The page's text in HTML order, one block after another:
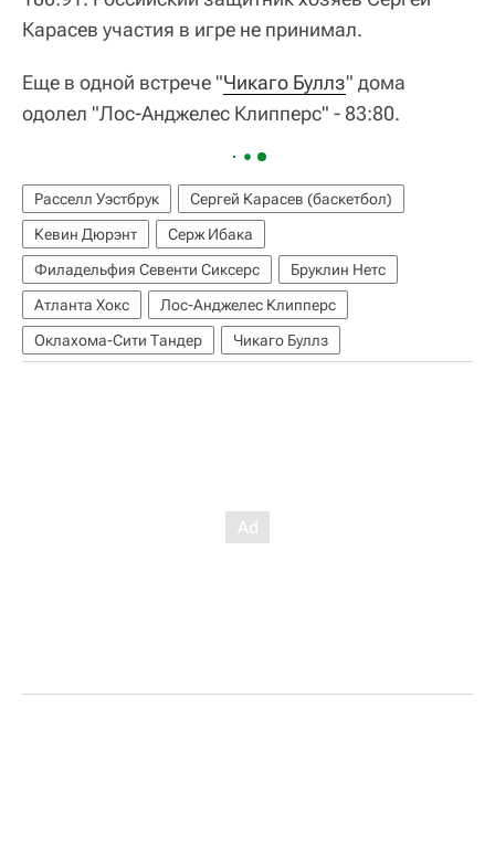
Карасев участия в игре не принимал.
Еще в одной встрече "Чикаго Буллз" дома
одолел "Лос-Анджелес Клипперс" - 83:80.
Расселл Уэстбрук
Сергей Карасев (баскетбол)
Кевин Дюрэнт
Серж Ибака
Филадельфия Севенти Сиксерс
Бруклин Нетс
Атланта Хокс
Лос-Анджелес Клипперс
Оклахома-Сити Тандер
Чикаго Буллз